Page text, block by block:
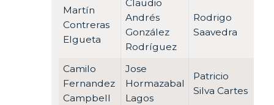
Martín
Contreras
Elgueta
Claudio
Andrés
González
Rodríguez
Rodrigo
Saavedra
Camilo
Fernandez
Campbell
Jose
Hormazabal
Lagos
Patricio
Silva Cartes